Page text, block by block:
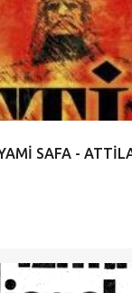
SAFA -